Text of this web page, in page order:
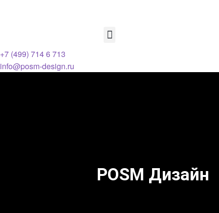
+7 (499) 714 6 713
info@posm-design.ru
POSM Дизайн